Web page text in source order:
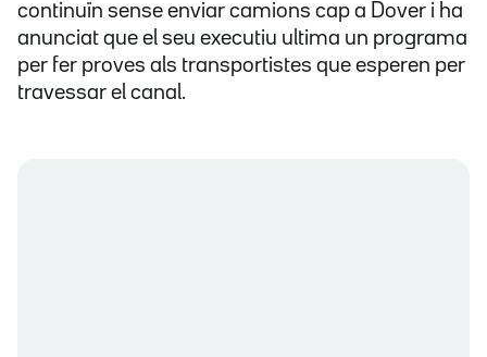
continuïn sense enviar camions cap a Dover i ha
anunciat que el seu executiu ultima un programa
per fer proves als transportistes que esperen per
travessar el canal.